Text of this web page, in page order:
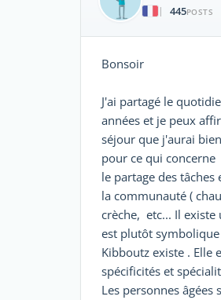
|
445POSTS
Bonsoir
J'ai partagé le
années et je peux
séjour que j'aurai
pour ce qui concerne
le partage des
la communauté (
crèche, etc... Il
est plutôt
Kibboutz existe .
spécificités et
Les personnes